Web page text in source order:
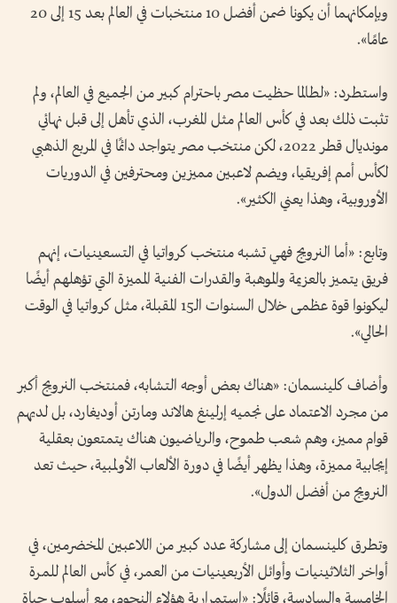
وبإمكانهما أن يكونا ضمن أفضل 10 منتخبات في العالم بعد 15 إلى 20
عامًا».
واستطرد: «لطالما حظيت مصر باحترام كبير من الجميع في العالم، ولم
تثبت ذلك بعد في كأس العالم مثل المغرب، الذي تأهل إلى قبل نهائي
مونديال قطر 2022، لكن منتخب مصر يتواجد دائمًا في المربع الذهبي
لكأس أمم إفريقيا، ويضم لاعبين مميزين ومحترفين في الدوريات
الأوروبية، وهذا يعني الكثير».
وتابع: «أما النرويج فهي تشبه منتخب كرواتيا في التسعينيات، إنهم
فريق يتميز بالعزيمة والموهبة والقدرات الفنية المميزة التي تؤهلهم أيضًا
ليكونوا قوة عظمى خلال السنوات الـ15 المقبلة، مثل كرواتيا في الوقت
الحالي».
وأضاف كلينسمان: «هناك بعض أوجه التشابه، فمنتخب النرويج أكبر
من مجرد الاعتماد على نجميه إرلينغ هالاند ومارتن أوديغارد، بل لديهم
قوام مميز، وهم شعب طموح، والرياضيون هناك يتمتعون بعقلية
إيجابية مميزة، وهذا يظهر أيضًا في دورة الألعاب الأولمبية، حيث تعد
النرويج من أفضل الدول».
وتطرق كلينسمان إلى مشاركة عدد كبير من اللاعبين المخضرمين، في
أواخر الثلاثينيات وأوائل الأربعينيات من العمر، في كأس العالم للمرة